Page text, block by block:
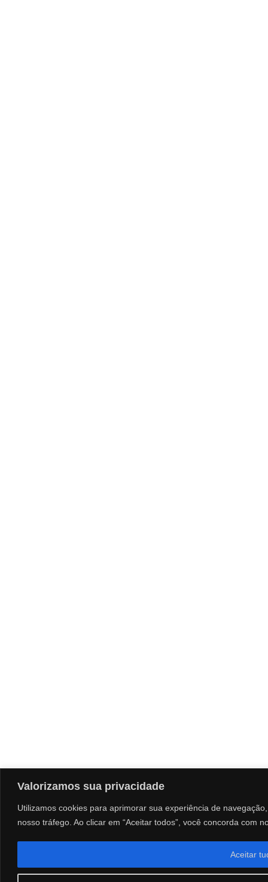
Valorizamos sua privacidade
Utilizamos cookies para aprimorar sua experiência de
nosso tráfego. Ao clicar em “Aceitar todos”, você concorda com
Aceitar